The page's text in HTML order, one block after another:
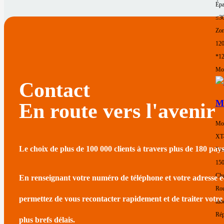
Contact
En route vers l'avenir
Le choix de plus de 100 000 clients à travers plus de 180 pays
En renseignant votre numéro de téléphone et votre adresse
permettez de vous recontacter rapidement et de traiter votre
plus brefs délais.